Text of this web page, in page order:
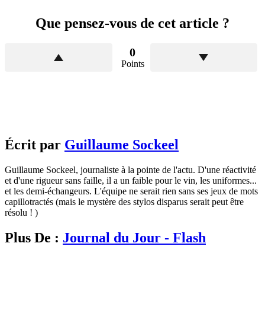
Que pensez-vous de cet article ?
0
Points
Écrit par Guillaume Sockeel
Guillaume Sockeel, journaliste à la pointe de l'actu. D'une réactivité
et d'une rigueur sans faille, il a un faible pour le vin, les uniformes...
et les demi-échangeurs. L'équipe ne serait rien sans ses jeux de mots
capillotractés (mais le mystère des stylos disparus serait peut être
résolu ! )
Plus De : Journal du Jour - Flash